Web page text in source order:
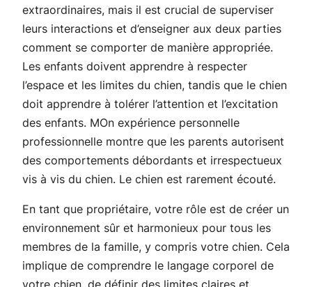
extraordinaires, mais il est crucial de superviser
leurs interactions et d’enseigner aux deux parties
comment se comporter de manière appropriée.
Les enfants doivent apprendre à respecter
l’espace et les limites du chien, tandis que le chien
doit apprendre à tolérer l’attention et l’excitation
des enfants. MOn expérience personnelle
professionnelle montre que les parents autorisent
des comportements débordants et irrespectueux
vis à vis du chien. Le chien est rarement écouté.
En tant que propriétaire, votre rôle est de créer un
environnement sûr et harmonieux pour tous les
membres de la famille, y compris votre chien. Cela
implique de comprendre le langage corporel de
votre chien, de définir des limites claires et